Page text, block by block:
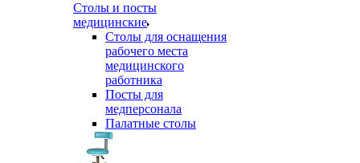
Столы и посты
медицинские
Столы для оснащения
рабочего места
медицинского
работника
Посты для
медперсонала
Палатные столы